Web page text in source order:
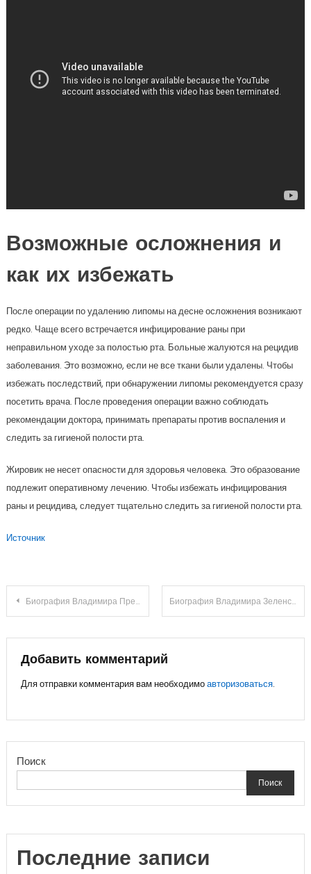
Возможные осложнения и
как их избежать
После операции по удалению липомы на десне осложнения возникают
редко. Чаще всего встречается инфицирование раны при
неправильном уходе за полостью рта. Больные жалуются на рецидив
заболевания. Это возможно, если не все ткани были удалены. Чтобы
избежать последствий, при обнаружении липомы рекомендуется сразу
посетить врача. После проведения операции важно соблюдать
рекомендации доктора, принимать препараты против воспаления и
следить за гигиеной полости рта.
Жировик не несет опасности для здоровья человека. Это образование
подлежит оперативному лечению. Чтобы избежать инфицирования
раны и рецидива, следует тщательно следить за гигиеной полости рта.
Источник
Навигация
по
записям
Биография Владимира Преснякова — талантливого артиста, многогранного творца и успешного коммерческого продюсера, чьи достижения в музыкальной индустрии завораживают мир! Взгляд в прошлое — путь к славе, эпохальные песни и непревзойденные успехи. Зовущие творчество и публичность — Владимир Пресняков вне сцены, его удивительная личная жизнь и блистательные романы! Читайте захватывающую историю знаменитого артиста, воодушевляющую историю одного из самых любимых и известных музыкантов России! Биография Владимира Зеленского — от комика студии «Квартал 95» до президента Украины — все этапы его пути к власти и личная жизнь
Добавить комментарий
Для отправки комментария вам необходимоавторизоваться.
Поиск
Поиск
Последние записи